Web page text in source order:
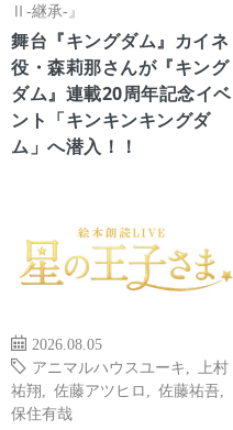
Ⅱ-継承-』
舞台『キングダム』カイネ
役・森莉那さんが『キング
ダム』連載20周年記念イベ
ント「キンキンキングダ
ム」へ潜入！！
2026.08.05
アニマルハウスユーキ
上村
祐翔
佐藤アツヒロ 佐藤祐吾
保住有哉